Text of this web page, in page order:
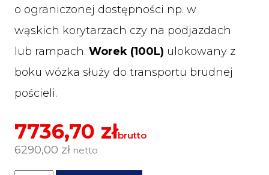
o ograniczonej dostępności np. w
wąskich korytarzach czy na podjazdach
lub rampach. Worek (100L) ulokowany z
boku wózka służy do transportu brudnej
pościeli.
7736,70 złbrutto
6290,00 zł netto